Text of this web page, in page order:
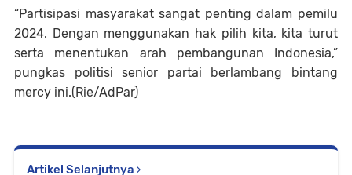
“Partisipasi masyarakat sangat penting dalam pemilu
2024. Dengan menggunakan hak pilih kita, kita turut
serta menentukan arah pembangunan Indonesia,”
pungkas politisi senior partai berlambang bintang
mercy ini.(Rie/AdPar)
Artikel Selanjutnya